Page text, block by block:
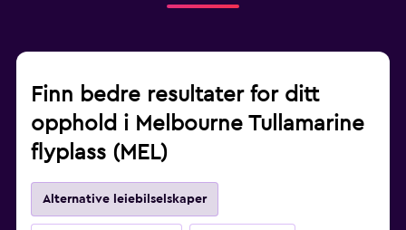
Finn bedre resultater for ditt
opphold i Melbourne Tullamarine
flyplass (MEL)
Alternative leiebilselskaper